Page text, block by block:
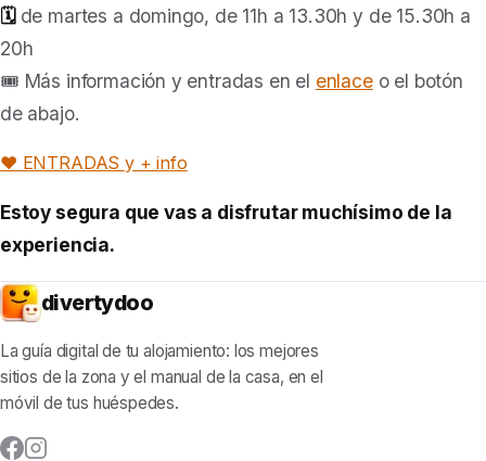
🗓️de martes a domingo, de 11h a 13.30h y de 15.30h a
20h
🎟️ Más información y entradas en el enlaceo el botón
de abajo.
❤️ ENTRADAS y + info
Estoy segura que vas a disfrutar muchísimo de la
experiencia.
divertydoo
La guía digital de tu alojamiento: los mejores
sitios de la zona y el manual de la casa, en el
móvil de tus huéspedes.